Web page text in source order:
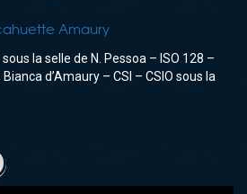
Amaury
la selle de N. Pessoa – ISO 128 –
d’Amaury – CSI – CSIO sous la